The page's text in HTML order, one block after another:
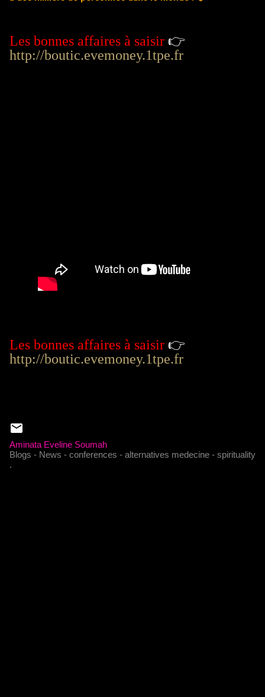
Les bonnes affaires à saisir 👉
http://boutic.evemoney.1tpe.fr
Les bonnes affaires à saisir 👉
http://boutic.evemoney.1tpe.fr
Aminata Eveline Soumah
Blogs - News - conferences - alternatives medecine - spirituality
.